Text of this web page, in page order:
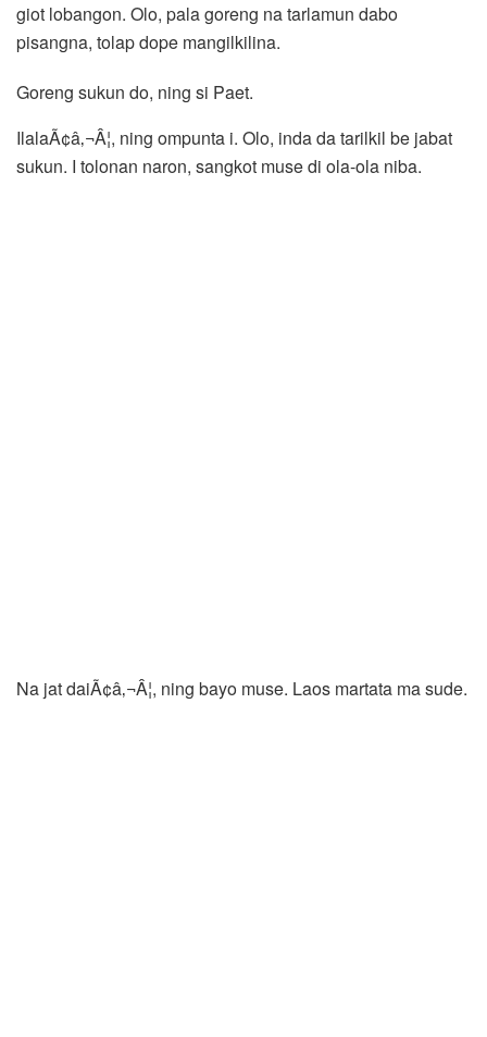
giot lobangon. Olo, pala goreng na tarlamun dabo
pisangna, tolap dope mangilkilina.
Goreng sukun do, ning si Paet.
IlalaÃ¢â‚¬Â¦, ning ompunta i. Olo, inda da tarilkil be jabat
sukun. I tolonan naron, sangkot muse di ola-ola niba.
Na jat daiÃ¢â‚¬Â¦, ning bayo muse. Laos martata ma sude.